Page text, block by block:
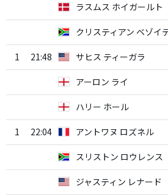
ラスムス ホイガールト
クリスティアン ベゾイ
1 21:48 サヒス ティーガラ
アーロン ライ
ハリー ホール
1 22:04 アントワヌ ロズネル
スリストン ロウレンス
ジャスティン レナード